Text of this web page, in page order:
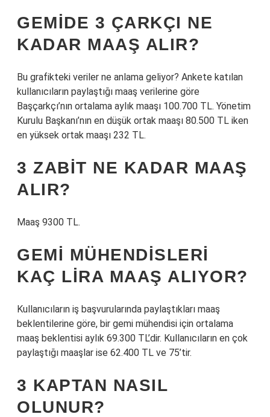
GEMIDE 3 ÇARKÇI NE
KADAR MAAŞ ALIR?
Bu grafikteki veriler ne anlama geliyor? Ankete katılan
kullanıcıların paylaştığı maaş verilerine göre
Başçarkçı’nın ortalama aylık maaşı 100.700 TL. Yönetim
Kurulu Başkanı’nın en düşük ortak maaşı 80.500 TL iken
en yüksek ortak maaşı 232 TL.
3 ZABIT NE KADAR MAAŞ
ALIR?
Maaş 9300 TL.
GEMI MÜHENDISLERI
KAÇ LIRA MAAŞ ALIYOR?
Kullanıcıların iş başvurularında paylaştıkları maaş
beklentilerine göre, bir gemi mühendisi için ortalama
maaş beklentisi aylık 69.300 TL’dir. Kullanıcıların en çok
paylaştığı maaşlar ise 62.400 TL ve 75’tir.
3 KAPTAN NASIL
OLUNUR?